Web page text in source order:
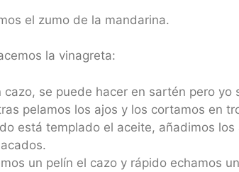
el zumo de la mandarina.
la vinagreta:
cazo, se puede hacer en sartén pero
pelamos los ajos y los cortamos en
está templado el aceite, añadimos
un pelín el cazo y rápido echamos